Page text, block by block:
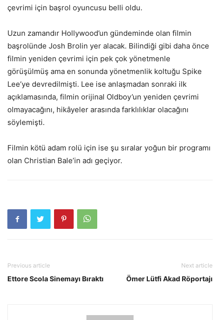
çevrimi için başrol oyuncusu belli oldu.
Uzun zamandır Hollywood’un gündeminde olan filmin
başrolünde Josh Brolin yer alacak. Bilindiği gibi daha önce
filmin yeniden çevrimi için pek çok yönetmenle
görüşülmüş ama en sonunda yönetmenlik koltuğu Spike
Lee’ye devredilmişti. Lee ise anlaşmadan sonraki ilk
açıklamasında, filmin orijinal Oldboy’un yeniden çevrimi
olmayacağını, hikâyeler arasında farklılıklar olacağını
söylemişti.
Filmin kötü adam rolü için ise şu sıralar yoğun bir programı
olan Christian Bale’in adı geçiyor.
Previous article
Ettore Scola Sinemayı Bıraktı
Next article
Ömer Lütfi Akad Röportajı